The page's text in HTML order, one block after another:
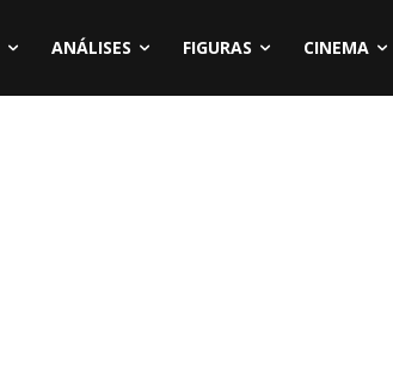
ANÁLISES FIGURAS CINEMA